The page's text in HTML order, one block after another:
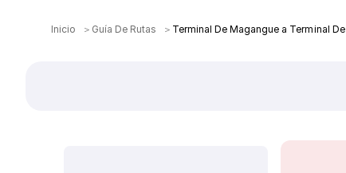
Inicio ＞ Guía De Rutas ＞ Terminal De Magangue a Terminal